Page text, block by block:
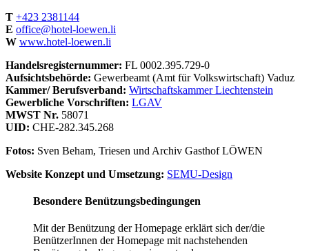
T +423 2381144
E office@hotel-loewen.li
W www.hotel-loewen.li
Handelsregisternummer: FL 0002.395.729-0
Aufsichtsbehörde: Gewerbeamt (Amt für Volkswirtschaft) Vaduz
Kammer/ Berufsverband: Wirtschaftskammer Liechtenstein
Gewerbliche Vorschriften: LGAV
MWST Nr. 58071
UID: CHE-282.345.268
Fotos: Sven Beham, Triesen und Archiv Gasthof LÖWEN
Website Konzept und Umsetzung: SEMU-Design
Besondere Benützungsbedingungen
Mit der Benützung der Homepage erklärt sich der/die
BenützerInnen der Homepage mit nachstehenden